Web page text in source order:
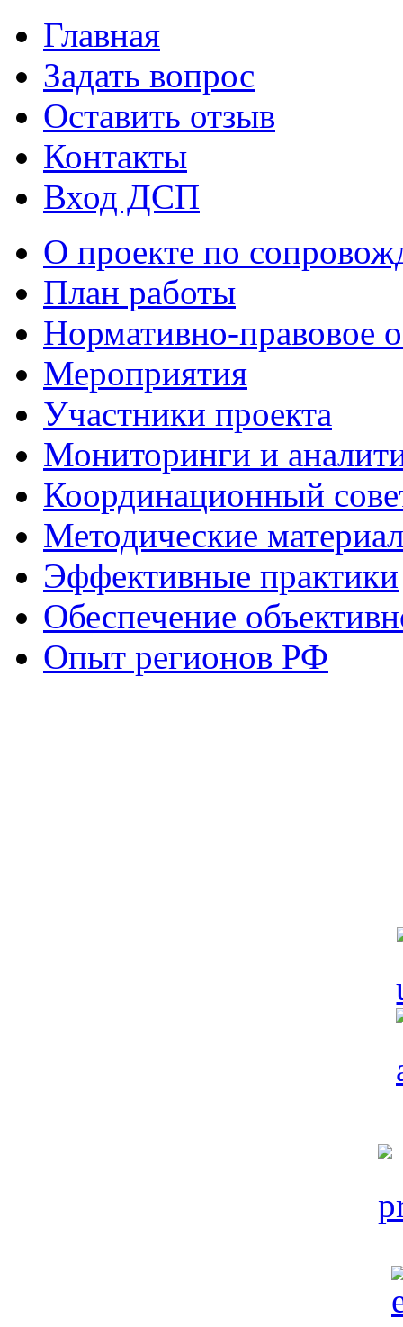
Главная
Задать вопрос
Оставить отзыв
Контакты
Вход ДСП
О проекте по
План работы
Нормативно-правовое
Мероприятия
Участники проекта
Мониторинги и
Координационный
Методические
Эффективные практики
Обеспечение
Опыт регионов РФ